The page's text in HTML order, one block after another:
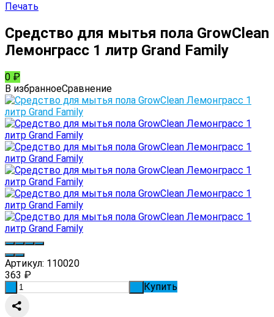
Печать
Средство для мытья пола GrowClean
Лемонграсс 1 литр Grand Family
0 ₽
В избранноеСравнение
Артикул: 110020
363 ₽
Купить